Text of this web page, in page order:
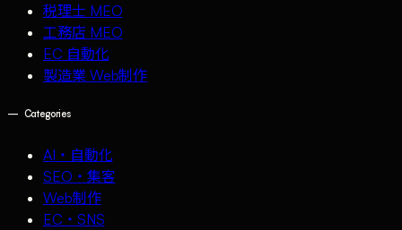
税理士 MEO
工務店 MEO
EC 自動化
製造業 Web制作
— Categories
AI・自動化
SEO・集客
Web制作
EC・SNS